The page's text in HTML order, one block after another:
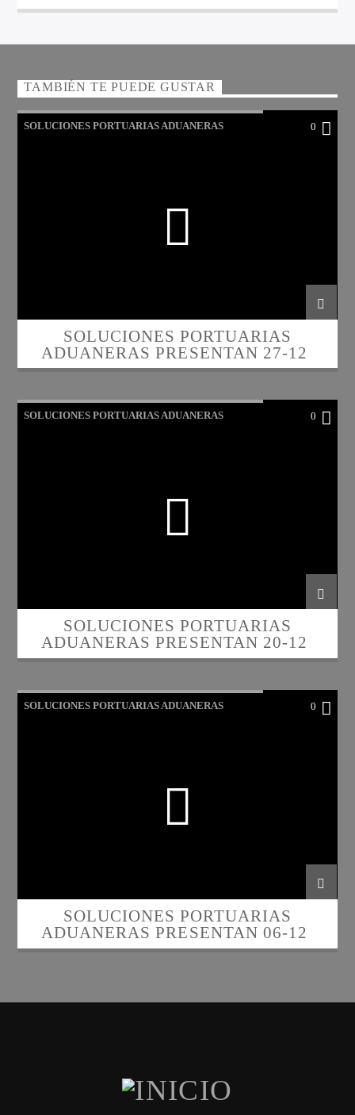
TAMBIÉN TE PUEDE GUSTAR
SOLUCIONES PORTUARIAS ADUANERAS 0
SOLUCIONES PORTUARIAS
ADUANERAS PRESENTAN 27-12-
2023
SOLUCIONES PORTUARIAS ADUANERAS 0
SOLUCIONES PORTUARIAS
ADUANERAS PRESENTAN 20-12-
2023
SOLUCIONES PORTUARIAS ADUANERAS 0
SOLUCIONES PORTUARIAS
ADUANERAS PRESENTAN 06-12-
2023